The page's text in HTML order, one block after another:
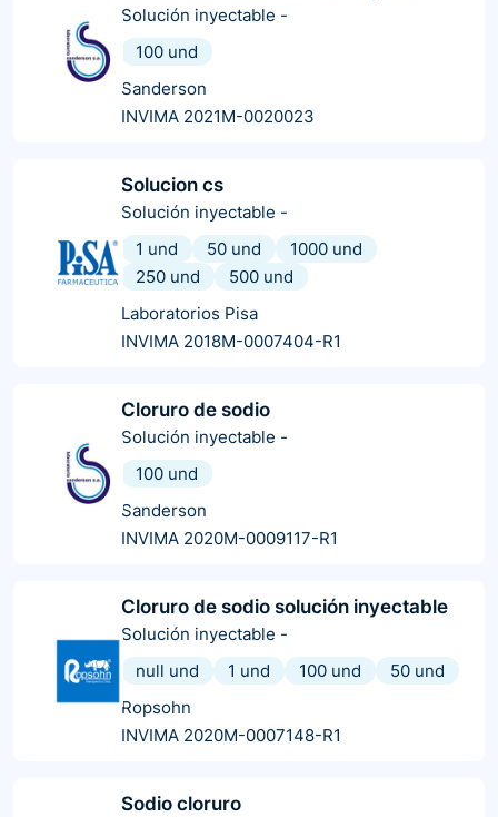
Solución inyectable -
100 und
Sanderson
INVIMA 2021M-0020023
Solucion cs
Solución inyectable -
1 und
50 und
1000 und
250 und
500 und
Laboratorios Pisa
INVIMA 2018M-0007404-R1
Cloruro de sodio
Solución inyectable -
100 und
Sanderson
INVIMA 2020M-0009117-R1
Cloruro de sodio solución inyectable
Solución inyectable -
null und
1 und 100 und
50 und
Ropsohn
INVIMA 2020M-0007148-R1
Sodio cloruro